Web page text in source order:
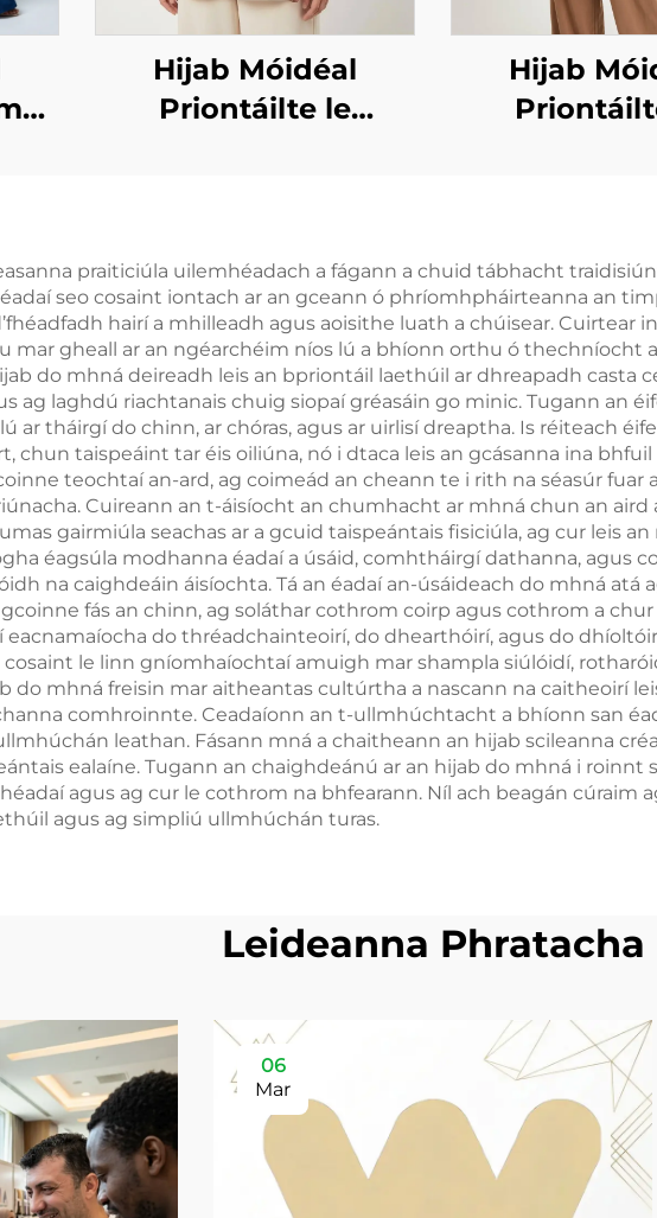
Hijab Móidéal
Priontáilte le
Hijab
praiticiúla uilemhéadach a fágann a chuid tábhacht
seo cosaint iontach ar an gceann ó phríomhpháirteanna an
hairí a mhilleadh agus aoisithe luath a chúisear.
mar gheall ar an ngéarchéim níos lú a bhíonn orthu ó thechníocht
do mhná deireadh leis an bpriontáil laethúil ar dhreapadh casta
ag laghdú riachtanais chuig siopaí gréasáin go minic. Tugann an
ar tháirgí do chinn, ar chóras, agus ar uirlisí dreaptha. Is réiteach
chun taispeáint tar éis oiliúna, nó i dtaca leis an gcásanna ina
teochtaí an-ard, ag coimeád an cheann te i rith na séasúr
Cuireann an t-áisíocht an chumhacht ar mhná chun an
gairmiúla seachas ar a gcuid taispeántais fisiciúla, ag cur leis
éagsúla modhanna éadaí a úsáid, comhtháirgí dathanna, agus
na caighdeáin áisíochta. Tá an éadaí an-úsáideach do mhná atá
fás an chinn, ag soláthar cothrom coirp agus cothrom a
do thréadchainteoirí, do dhearthóirí, agus do
cosaint le linn gníomhaíochtaí amuigh mar shampla siúlóidí,
do mhná freisin mar aitheantas cultúrtha a nascann na caitheoirí
comhroinnte. Ceadaíonn an t-ullmhúchtacht a bhíonn san
leathan. Fásann mná a chaitheann an hijab scileanna
ealaíne. Tugann an chaighdeánú ar an hijab do mhná i
agus ag cur le cothrom na bhfearann. Níl ach beagán cúraim
agus ag simpliú ullmhúchán turas.
Leideanna Phratacha
06
Mar